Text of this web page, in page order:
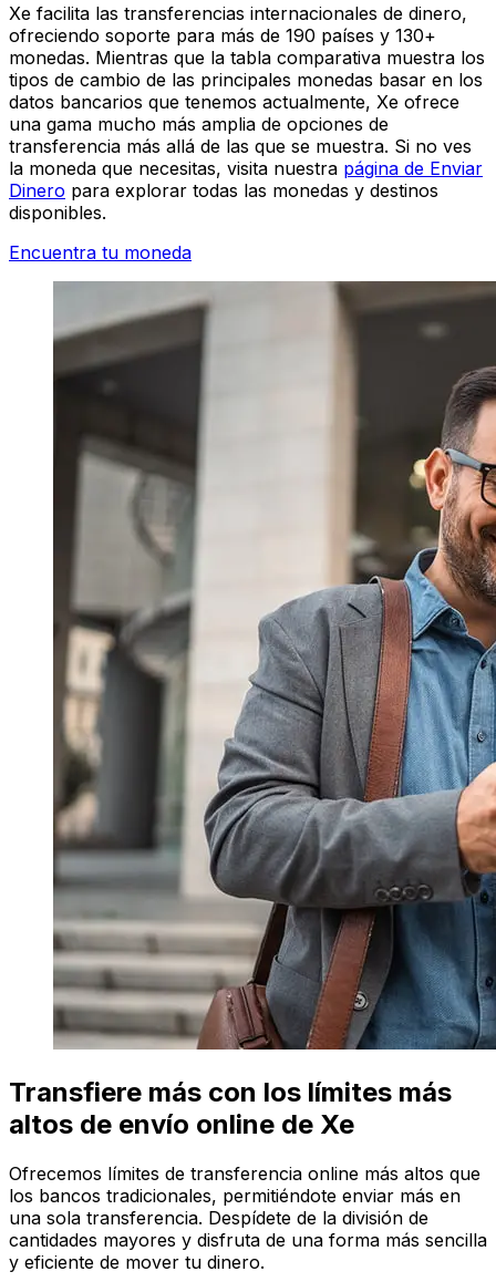
Xe facilita las transferencias internacionales de dinero,
ofreciendo soporte para más de 190 países y 130+
monedas. Mientras que la tabla comparativa muestra los
tipos de cambio de las principales monedas basar en los
datos bancarios que tenemos actualmente, Xe ofrece
una gama mucho más amplia de opciones de
transferencia más allá de las que se muestra. Si no ves
la moneda que necesitas, visita nuestra página de Enviar
Dinero para explorar todas las monedas y destinos
disponibles.
Encuentra tu moneda
Transfiere más con los límites más
altos de envío online de Xe
Ofrecemos límites de transferencia online más altos que
los bancos tradicionales, permitiéndote enviar más en
una sola transferencia. Despídete de la división de
cantidades mayores y disfruta de una forma más sencilla
y eficiente de mover tu dinero.